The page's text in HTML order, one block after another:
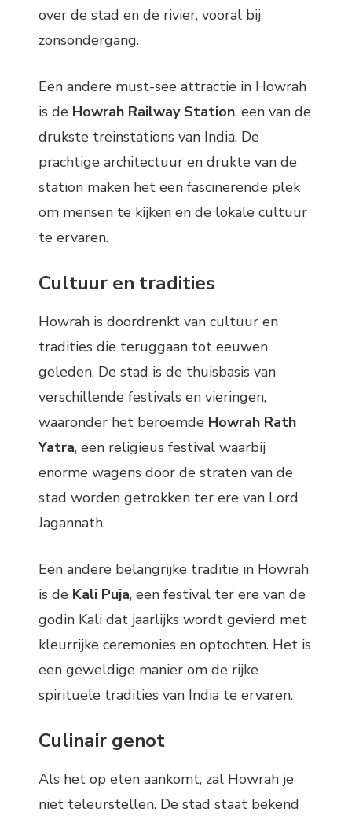
over de stad en de rivier, vooral bij
zonsondergang.
Een andere must-see attractie in Howrah
is de Howrah Railway Station, een van de
drukste treinstations van India. De
prachtige architectuur en drukte van de
station maken het een fascinerende plek
om mensen te kijken en de lokale cultuur
te ervaren.
Cultuur en tradities
Howrah is doordrenkt van cultuur en
tradities die teruggaan tot eeuwen
geleden. De stad is de thuisbasis van
verschillende festivals en vieringen,
waaronder het beroemde Howrah Rath
Yatra, een religieus festival waarbij
enorme wagens door de straten van de
stad worden getrokken ter ere van Lord
Jagannath.
Een andere belangrijke traditie in Howrah
is de Kali Puja, een festival ter ere van de
godin Kali dat jaarlijks wordt gevierd met
kleurrijke ceremonies en optochten. Het is
een geweldige manier om de rijke
spirituele tradities van India te ervaren.
Culinair genot
Als het op eten aankomt, zal Howrah je
niet teleurstellen. De stad staat bekend